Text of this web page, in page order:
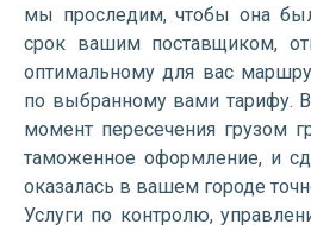
мы проследим, чтобы она
срок вашим поставщиком,
оптимальному для вас
по выбранному вами тарифу.
момент пересечения грузом
таможенное оформление, и
оказалась в вашем городе
Услуги по контролю,